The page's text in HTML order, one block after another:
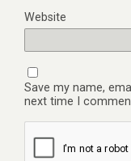
Website
Save my name,
next time I